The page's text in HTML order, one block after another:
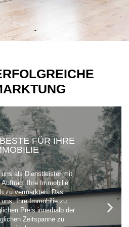
FÜR IHRE
als Dienstleister mit
Auftrag: Ihre Immobilie
zu vermarkten. Das
Ihre Immobilie zu
Preis innerhalb der
Zeitspanne zu